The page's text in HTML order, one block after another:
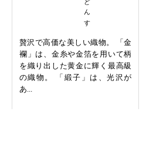
贅沢で高価な美しい織物。 「金
襴」は、金糸や金箔を用いて柄
を織り出した黄金に輝く最高級
の織物。 「緞子」は、光沢が
あ...